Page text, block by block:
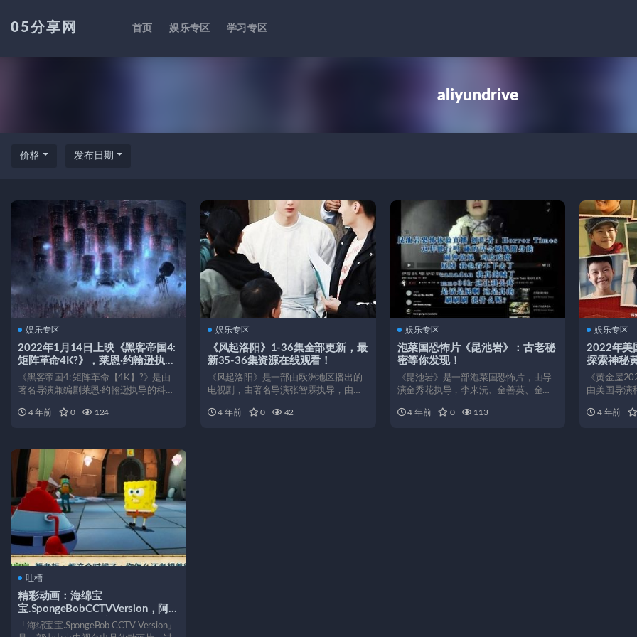
05分享网 首页 娱乐专区 学习专区
aliyundrive
价格 发布日期
娱乐专区
2022年1月14日上映《黑客帝国4:
矩阵革命4K?》，莱恩·约翰逊执
导，拉尔夫·费因斯、凯文·史派西
等主演，矩阵重启，不限速下载，
《黑客帝国4: 矩阵革命【4K】?》是由
著名导演兼编剧莱恩·约翰逊执导的科幻
4 年前
0 124
娱乐专区
《风起洛阳》1-36集全部更新，最
新35-36集资源在线观看！
《风起洛阳》是一部由欧洲地区播出的
电视剧，由著名导演张智霖执导，由梁
4 年前
0 42
娱乐专区
泡菜国恐怖片《昆池岩》：古老秘
密等你发现！
《昆池岩》是一部泡菜国恐怖片，由导
演金秀花执导，李来沅、金善英、金秀
4 年前
0 113
娱乐专区
2022年美
探索神秘
《黄金屋
由美国导演
4 年前
吐槽
精彩动画：海绵宝
宝.SpongeBobCCTVVersion，阿
里云网盘下载，英文版本可供学习
「海绵宝宝.SpongeBob CCTV Version」